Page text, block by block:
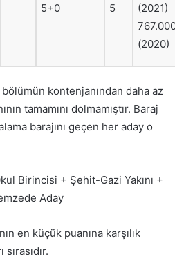
5+0
5
(2021)
(2020)
kontenjanından daha az
tamamını dolmamıştır. Baraj
barajını geçen her aday o
Birincisi + Şehit-Gazi Yakını +
Aday
en küçük puanına karşılık